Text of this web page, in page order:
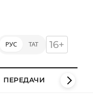
РУС ТАТ 16+
ПЕРЕДАЧИ КЛИПЫ